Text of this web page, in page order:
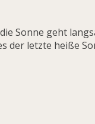
Sonne geht
der letzte heiße